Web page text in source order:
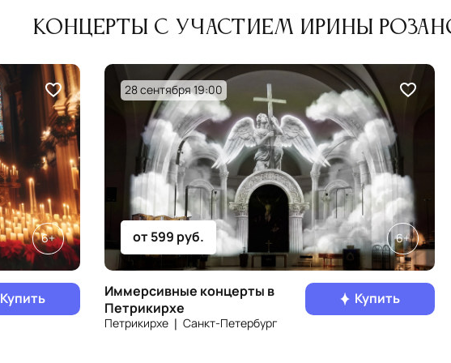
Концерты с участием Ирины
6+
Купить
28 сентября 19:00
от 599 руб. 6+
Иммерсивные концерты в
Петрикирхе
Петрикирхе ❘ Санкт‑Петербург
Купить